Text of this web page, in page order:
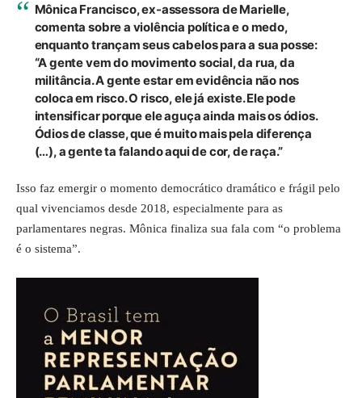
Mônica Francisco, ex-assessora de Marielle,
comenta sobre a violência política e o medo,
enquanto trançam seus cabelos para a sua posse:
“A gente vem do movimento social, da rua, da
militância. A gente estar em evidência não nos
coloca em risco. O risco, ele já existe. Ele pode
intensificar porque ele aguça ainda mais os ódios.
Ódios de classe, que é muito mais pela diferença
(…), a gente ta falando aqui de cor, de raça.”
Isso faz emergir o momento democrático dramático e frágil pelo
qual vivenciamos desde 2018, especialmente para as
parlamentares negras. Mônica finaliza sua fala com “o problema
é o sistema”.